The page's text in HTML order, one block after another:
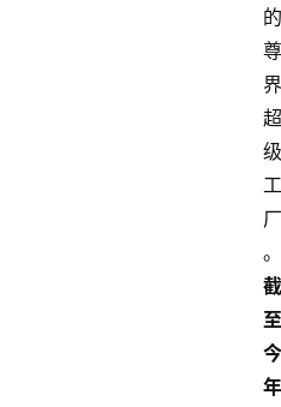
的
尊
界
超
级
工
厂
。
截
至
今
年